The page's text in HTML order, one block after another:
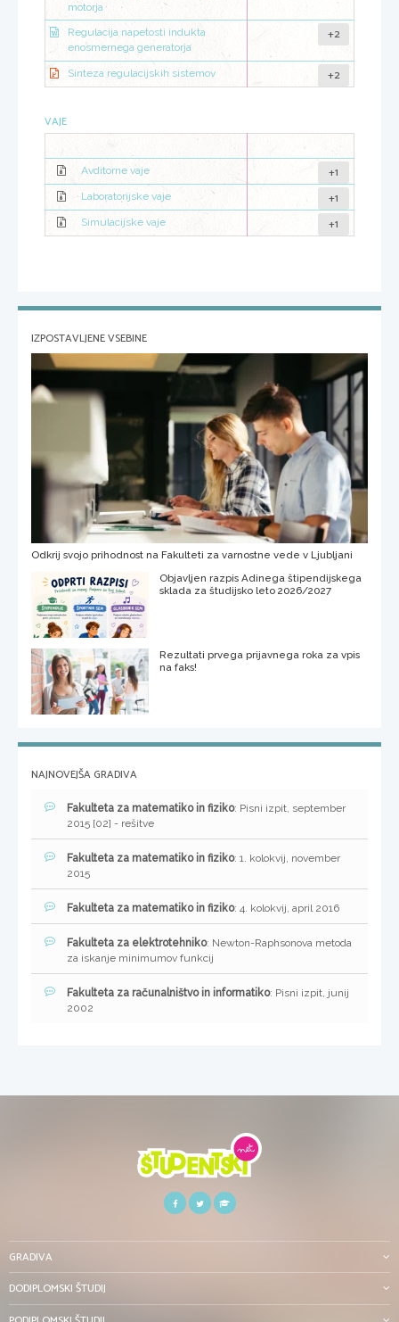
motorja
Regulacija napetosti indukta
enosmernega generatorja
+2
Sinteza regulacijskih sistemov +2
VAJE
Avditorne vaje +1
Laboratorijske vaje +1
Simulacijske vaje +1
IZPOSTAVLJENE VSEBINE
Odkrij svojo prihodnost na Fakulteti za varnostne vede v Ljubljani
Objavljen razpis Adinega štipendijskega
sklada za študijsko leto 2026/2027
Rezultati prvega prijavnega roka za vpis
na faks!
NAJNOVEJŠA GRADIVA
Fakulteta za matematiko in fiziko: Pisni izpit, september
2015 [02] - rešitve
Fakulteta za matematiko in fiziko: 1. kolokvij, november
2015
Fakulteta za matematiko in fiziko: 4. kolokvij, april 2016
Fakulteta za elektrotehniko: Newton-Raphsonova metoda
za iskanje minimumov funkcij
Fakulteta za računalništvo in informatiko: Pisni izpit, junij
2002
GRADIVA
DODIPLOMSKI ŠTUDIJ